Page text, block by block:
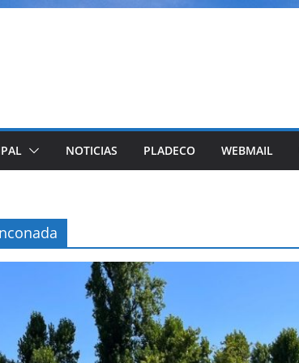
NOTICIAS PLADECO WEBMAIL